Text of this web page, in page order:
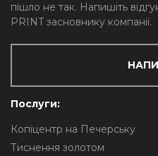
пішло не так. Напишіть
PRINT засновнику компанії.
Послуги:
Копіцентр на Печерську
Тиснення золотом